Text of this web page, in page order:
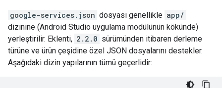
google-services.json dosyası genellikle app/
dizinine (Android Studio uygulama modülünün kökünde)
yerleştirilir. Eklenti, 2.2.0 sürümünden itibaren derleme
türüne ve ürün çeşidine özel JSON dosyalarını destekler.
Aşağıdaki dizin yapılarının tümü geçerlidir: